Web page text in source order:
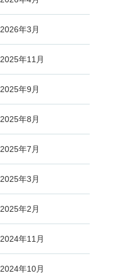
2026年3月
2025年11月
2025年9月
2025年8月
2025年7月
2025年3月
2025年2月
2024年11月
2024年10月